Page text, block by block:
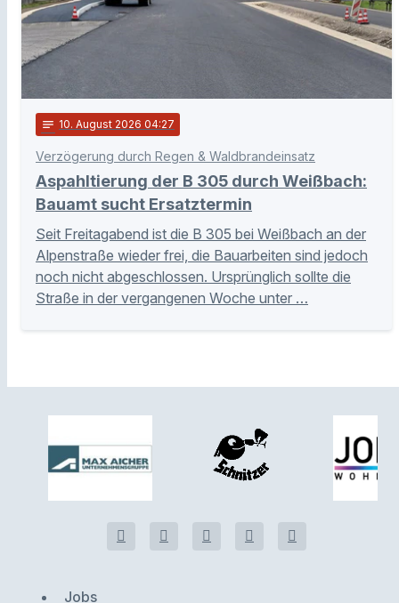
notes 10. August 2026 04:27
Verzögerung durch Regen & Waldbrandeinsatz
Aspahltierung der B 305 durch Weißbach:
Bauamt sucht Ersatztermin
Seit Freitagabend ist die B 305 bei Weißbach an der
Alpenstraße wieder frei, die Bauarbeiten sind jedoch
noch nicht abgeschlossen. Ursprünglich sollte die
Straße in der vergangenen Woche unter …
Jobs